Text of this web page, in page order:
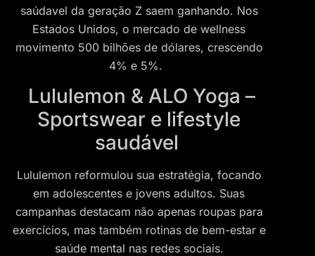
saúdavel da geração Z saem ganhando. Nos
Estados Unidos, o mercado de wellness
movimento 500 bilhões de dólares, crescendo
4% e 5%.
Lululemon & ALO Yoga –
Sportswear e lifestyle
saudável
Lululemon reformulou sua estratégia, focando
em adolescentes e jovens adultos. Suas
campanhas destacam não apenas roupas para
exercícios, mas também rotinas de bem-estar e
saúde mental nas redes sociais.